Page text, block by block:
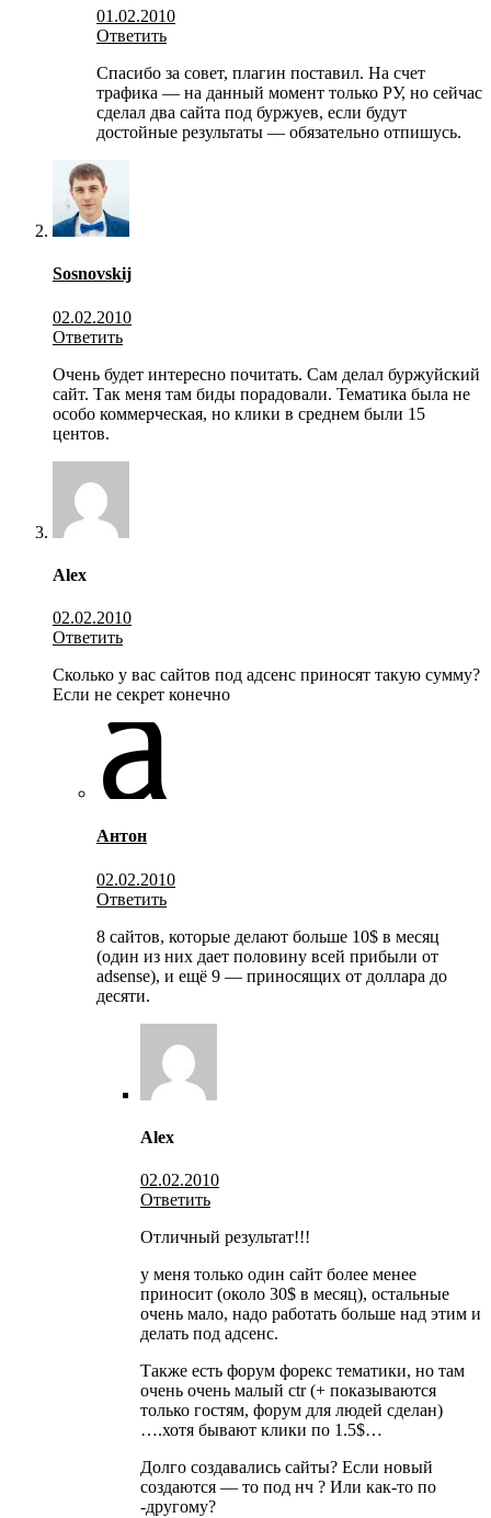
01.02.2010
Ответить
Спасибо за совет, плагин поставил. На счет
трафика — на данный момент только РУ, но сейчас
сделал два сайта под буржуев, если будут
достойные результаты — обязательно отпишусь.
Sosnovskij
02.02.2010
Ответить
Очень будет интересно почитать. Сам делал буржуйский
сайт. Так меня там биды порадовали. Тематика была не
особо коммерческая, но клики в среднем были 15
центов.
Alex
02.02.2010
Ответить
Сколько у вас сайтов под адсенс приносят такую сумму?
Если не секрет конечно
Антон
02.02.2010
Ответить
8 сайтов, которые делают больше 10$ в месяц
(один из них дает половину всей прибыли от
adsense), и ещё 9 — приносящих от доллара до
десяти.
Alex
02.02.2010
Ответить
Отличный результат!!!
у меня только один сайт более менее
приносит (около 30$ в месяц), остальные
очень мало, надо работать больше над этим и
делать под адсенс.
Также есть форум форекс тематики, но там
очень очень малый ctr (+ показываются
только гостям, форум для людей сделан)
….хотя бывают клики по 1.5$…
Долго создавались сайты? Если новый
создаются — то под нч ? Или как-то по
-другому?